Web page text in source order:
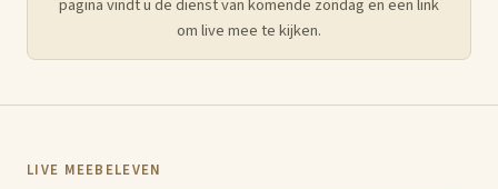
pagina vindt u de dienst van komende zondag en een link
om live mee te kijken.
LIVE MEEBELEVEN